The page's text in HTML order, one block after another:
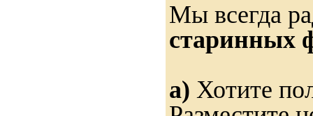
Мы всегда
старинных
а) Хотите